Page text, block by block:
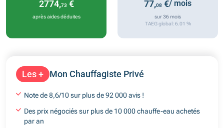
Les + Mon Chauffagiste Privé
Note de 8,6/10 sur plus de 92 000 avis !
Des prix négociés sur plus de 10 000 chauffe-eau achetés
par an
2774,73 €
après aides déduites
77,08 €/ mois
sur 36 mois
TAEG global: 6.01 %